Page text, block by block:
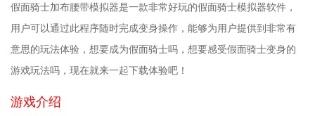
假面骑士加布腰带模拟器是一款非常好玩的假面骑士模拟器软件，
用户可以通过此程序随时完成变身操作，能够为用户提供到非常有
意思的玩法体验，想要成为假面骑士吗，想要感受假面骑士变身的
游戏玩法吗，现在就来一起下载体验吧！
游戏介绍